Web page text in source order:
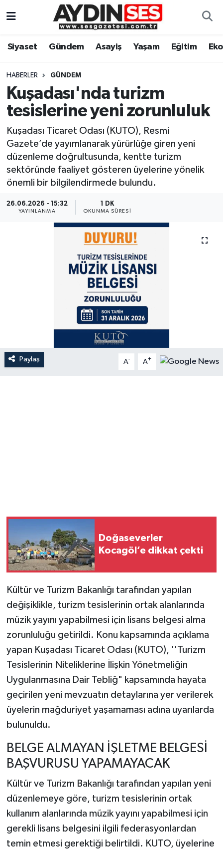
Siyaset Gündem Asayiş Yaşam Eğitim
HABERLER GÜNDEM
Kuşadası'nda turizm
tesislerine yeni zorunluluk
Kuşadası Ticaret Odası (KUTO), Resmi
Gazete’de yayımlanarak yürürlüğe giren yeni
düzenleme doğrultusunda, kentte turizm
sektöründe faaliyet gösteren üyelerine yönelik
önemli bir bilgilendirmede bulundu.
26.06.2026 - 15:32
YAYINLANMA
1 DK
OKUNMA SÜRESI
Paylaş A- A+
Doğaseverler
Kocagöl’e dikkat çekti
Kültür ve Turizm Bakanlığı tarafından yapılan
değişiklikle, turizm tesislerinin ortak alanlarında
müzik yayını yapabilmesi için lisans belgesi alma
zorunluluğu getirildi. Konu kapsamında açıklama
yapan Kuşadası Ticaret Odası (KUTO), ''Turizm
Tesislerinin Niteliklerine İlişkin Yönetmeliğin
Uygulanmasına Dair Tebliğ" kapsamında hayata
geçirilen yeni mevzuatın detaylarına yer verilerek
üyelerin mağduriyet yaşamaması adına uyarılarda
bulunuldu. ​
BELGE ALMAYAN İŞLETME BELGESİ
BAŞVURUSU YAPAMAYACAK
Kültür ve Turizm Bakanlığı tarafından yapılan yeni
düzenlemeye göre, turizm tesislerinin ortak
kullanım alanlarında müzik yayını yapabilmesi için
gerekli lisans belgesini ilgili federasyonlardan
temin etmesi gerektiği belirtildi. KUTO, üyelerine
Gündem
Siyaset
Ekonomi
Yaşam
Eğitim
Kültür Sanat
Aydın Hava Durumu
Aydin Namaz Vakitleri
Aydın Trafik Yoğunluk Haritası
Süper Lig Puan Durumu ve Fikstür
Tüm Manşetler
Son Dakika Haberleri